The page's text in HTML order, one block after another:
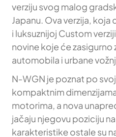
verziju svog malog
Japanu. Ova verzija, koja
i luksuznijoj Custom
novine koje će
automobila i urbane
N-WGN je poznat po
kompaktnim
motorima, a nova
jačaju njegovu poziciju
karakteristike ostale su